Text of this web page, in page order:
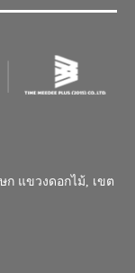
ก แขวงดอกไม้, เขต